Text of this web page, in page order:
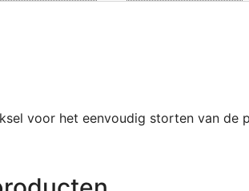
voor het eenvoudig storten van de